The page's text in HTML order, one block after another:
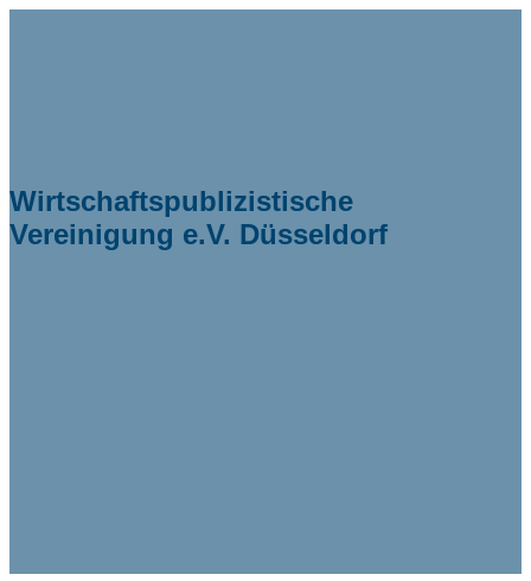
Wirtschaftspublizistische
Vereinigung e.V. Düsseldorf